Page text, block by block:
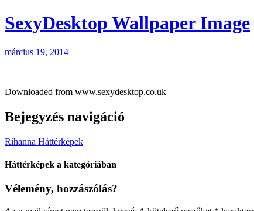
SexyDesktop Wallpaper Image
március 19, 2014
Downloaded from www.sexydesktop.co.uk
Bejegyzés navigáció
Rihanna Háttérképek
Háttérképek a kategóriában
Vélemény, hozzászólás?